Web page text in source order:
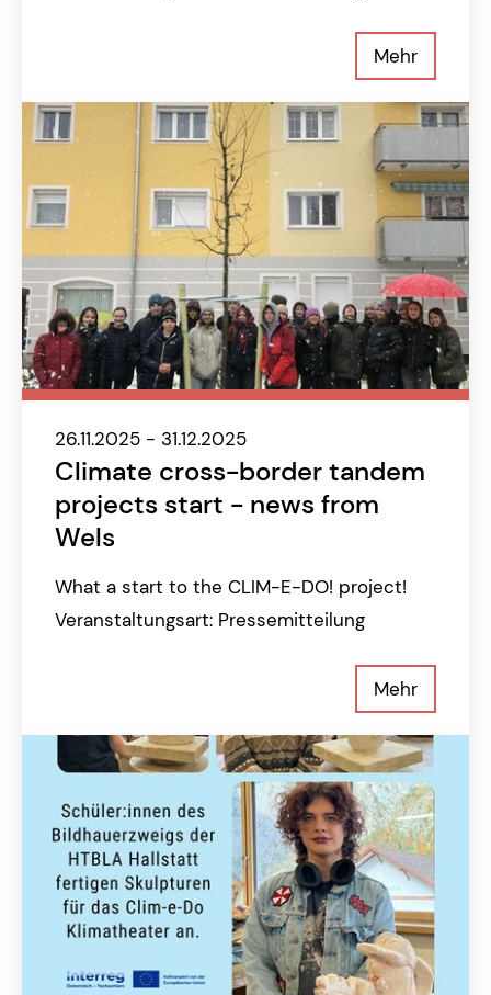
Mehr
26.11.2025 - 31.12.2025
Climate cross-border tandem
projects start - news from
Wels
What a start to the CLIM-E-DO! project!
Veranstaltungsart: Pressemitteilung
Mehr